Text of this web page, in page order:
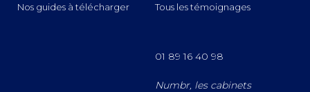
Nos guides à télécharger Tous les témoignages
01 89 16 40 98
Numbr, les cabinets